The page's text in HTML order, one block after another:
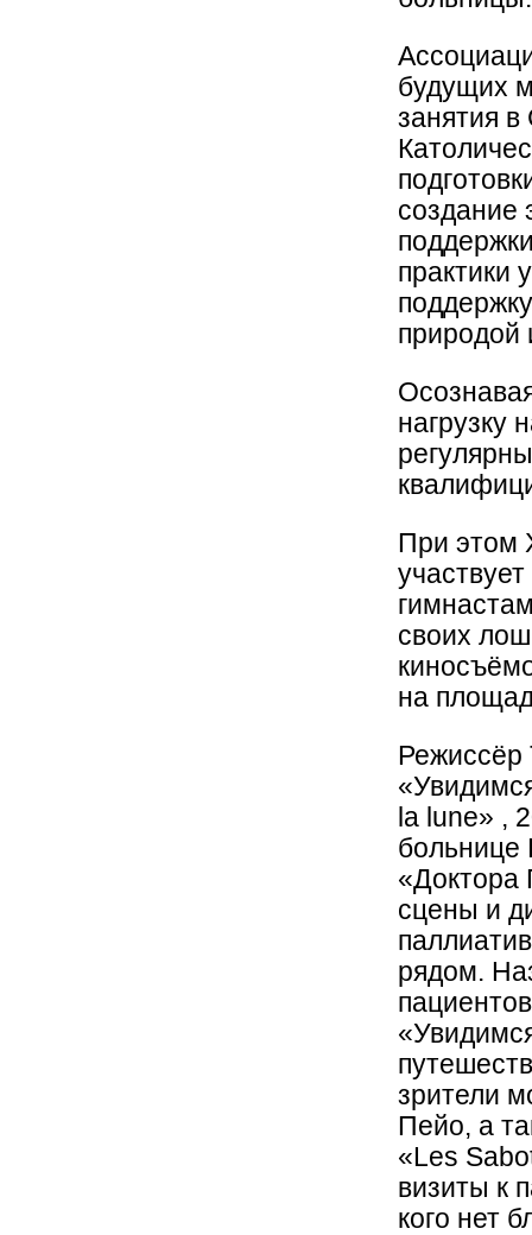
будущих
занятия
создание
практики
природой
нагрузку
При этом
своих
на
Режиссёр
la lune» ,
больнице
«Доктора
сцены и
рядом.
зрители
Пейо, а
«Les
визиты к
кого нет